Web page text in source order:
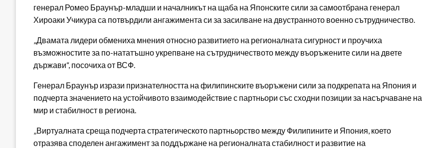
генерал Ромео Браунър-младши и началникът на щаба на Японските сили за самоотбрана генерал
Хироаки Учикура са потвърдили ангажимента си за засилване на двустранното военно сътрудничество.
„Двамата лидери обмениха мнения относно развитието на регионалната сигурност и проучиха
възможностите за по-нататъшно укрепване на сътрудничеството между въоръжените сили на двете
държави“, посочиха от ВСФ.
Генерал Браунър изрази признателността на филипинските въоръжени сили за подкрепата на Япония и
подчерта значението на устойчивото взаимодействие с партньори със сходни позиции за насърчаване на
мир и стабилност в региона.
„Виртуалната среща подчерта стратегическото партньорство между Филипините и Япония, което
отразява споделен ангажимент за поддържане на регионалната стабилност и развитие на